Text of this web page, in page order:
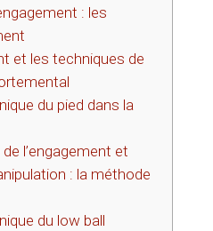
: les
et les techniques de
du pied dans la
l’engagement et
: la méthode
du low ball